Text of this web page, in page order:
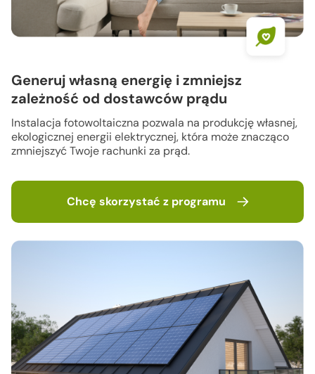
Generuj własną energię i zmniejsz
zależność od dostawców prądu
Instalacja fotowoltaiczna pozwala na produkcję własnej,
ekologicznej energii elektrycznej, która może znacząco
zmniejszyć Twoje rachunki za prąd.
Chcę skorzystać z programu